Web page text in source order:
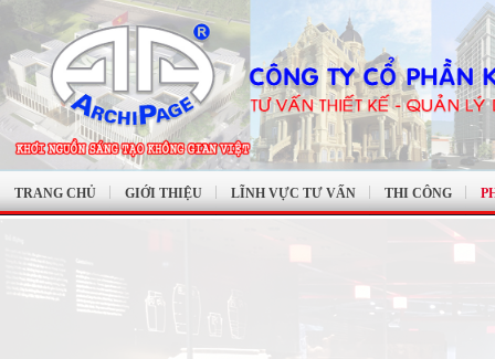
TRANG CHỦ GIỚI THIỆU LĨNH VỰC TƯ VẤN THI CÔNG